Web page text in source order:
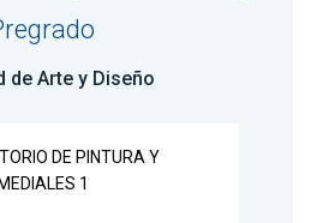
de Arte y Diseño
DE PINTURA Y
1